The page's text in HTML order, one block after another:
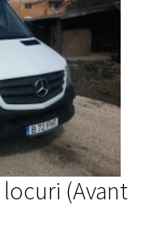
locuri (Avant